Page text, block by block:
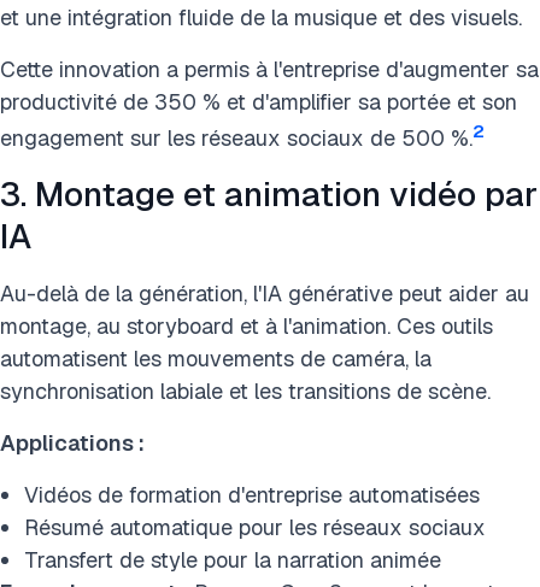
et une intégration fluide de la musique et des visuels.
Cette innovation a permis à l'entreprise d'augmenter sa
productivité de 350 % et d'amplifier sa portée et son
engagement sur les réseaux sociaux de 500 %.2
3. Montage et animation vidéo par
IA
Au-delà de la génération, l'IA générative peut aider au
montage, au storyboard et à l'animation. Ces outils
automatisent les mouvements de caméra, la
synchronisation labiale et les transitions de scène.
Applications :
Vidéos de formation d'entreprise automatisées
Résumé automatique pour les réseaux sociaux
Transfert de style pour la narration animée